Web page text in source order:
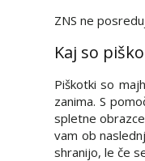
ZNS ne
Kaj so
Piškotki so
zanima. S
spletne
vam ob
shranijo, le če